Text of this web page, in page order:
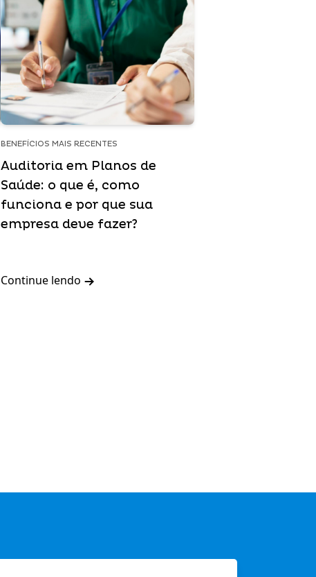
BENEFÍCIOS MAIS RECENTES
Auditoria em Planos de
Saúde: o que é, como
funciona e por que sua
empresa deve fazer?
Continue lendo